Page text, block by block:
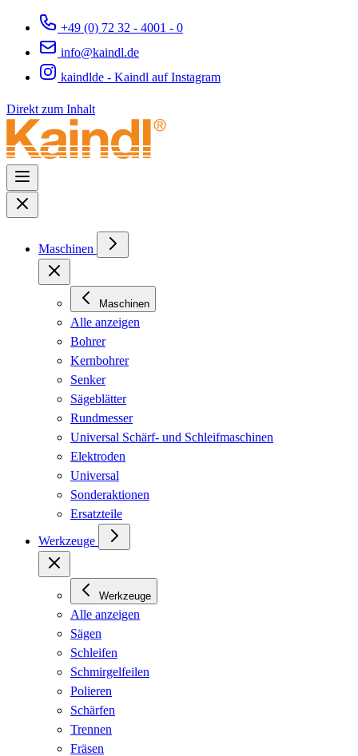
+49 (0) 72 32 - 4001 - 0
info@kaindl.de
kaindlde - Kaindl auf Instagram
Direkt zum Inhalt
Maschinen
Maschinen
Alle anzeigen
Bohrer
Kernbohrer
Senker
Sägeblätter
Rundmesser
Universal Schärf- und Schleifmaschinen
Elektroden
Universal
Sonderaktionen
Ersatzteile
Werkzeuge
Werkzeuge
Alle anzeigen
Sägen
Schleifen
Schmirgelfeilen
Polieren
Schärfen
Trennen
Fräsen